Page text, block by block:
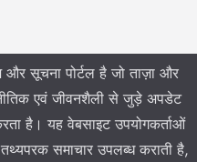
और सूचना पोर्टल है जो ताज़ा और
एवं जीवनशैली से जुड़े अपडेट
है। यह वेबसाइट उपयोगकर्ताओं
समाचार उपलब्ध कराती है,